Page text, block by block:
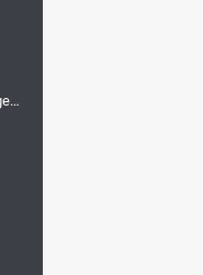
Dokumentenmanagement